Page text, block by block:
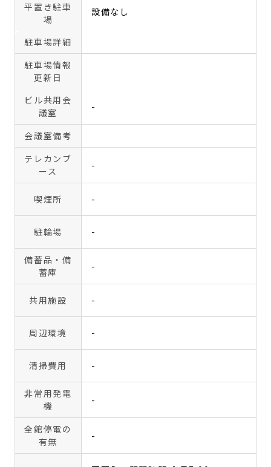
平置き駐車
場
設備なし
駐車場詳細
駐車場情報
更新日
ビル共用会
議室
-
会議室備考
テレカンブ
ース
-
喫煙所 -
駐輪場 -
備蓄品・備
蓄庫
-
共用施設 -
周辺環境 -
清掃費用 -
非常用発電
機
-
全館停電の
有無
-